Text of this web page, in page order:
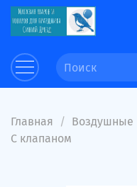
Главная Воздушные
С клапаном